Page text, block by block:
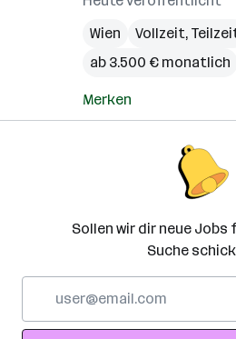
Wien
Vollzeit,
ab 3.500 € monatlich
Merken
Sollen wir dir neue Jobs
Suche
Adresse